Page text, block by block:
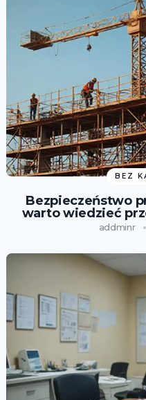
BEZ
Bezpieczeństwo
warto wiedzieć
addminr